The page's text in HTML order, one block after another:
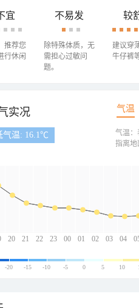
宜
推荐您
行休闲
不易发
除特殊体质，无
需担心过敏问
题。
较
建议穿
牛仔裤
实况 气温
气温: 16.1℃
20 21 22 23 00 01 02 03 04
气温：
指离地
-20 -15 -10 -5 0 5 10